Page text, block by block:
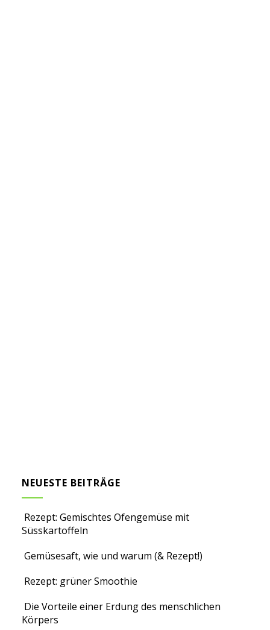
NEUESTE BEITRÄGE
Rezept: Gemischtes Ofengemüse mit
Süsskartoffeln
Gemüsesaft, wie und warum (& Rezept!)
Rezept: grüner Smoothie
Die Vorteile einer Erdung des menschlichen
Körpers